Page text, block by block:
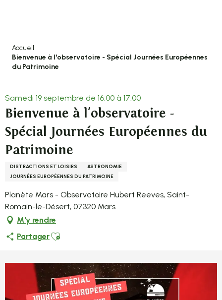
Accueil
Bienvenue à l'observatoire - Spécial Journées Européennes
du Patrimoine
Samedi 19 septembre de 16:00 à 17:00
Bienvenue à l'observatoire -
Spécial Journées Européennes du
Patrimoine
DISTRACTIONS ET LOISIRS
ASTRONOMIE
JOURNÉES EUROPÉENNES DU PATRIMOINE
Planète Mars - Observatoire Hubert Reeves, Saint-
Romain-le-Désert, 07320 Mars
M'y rendre
PartagerAjouter aux favoris